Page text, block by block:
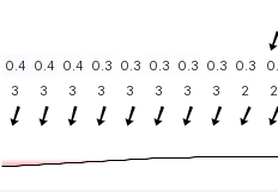
0.4 0.4 0.4 0.3 0.3 0.3 0.3 0.3 0.3
3 3 3 3 3 3 3 3 2 2